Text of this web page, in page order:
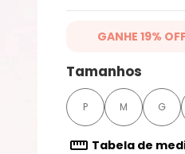
GANHE 19%
Ganhe 19% OFF
cupom: QUINTESS19.
até 07/08/2026.
Tamanhos
P M G
Tabela de